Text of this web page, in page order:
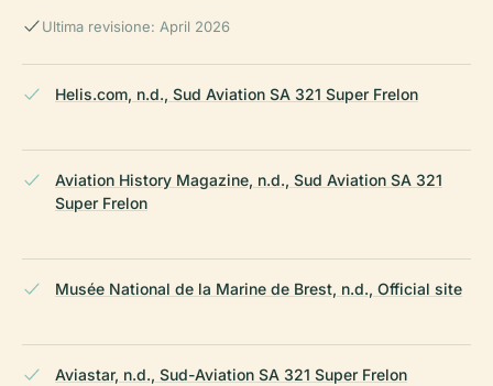
Ultima revisione: April 2026
Helis.com, n.d., Sud Aviation SA 321 Super Frelon
Aviation History Magazine, n.d., Sud Aviation SA 321
Super Frelon
Musée National de la Marine de Brest, n.d., Official site
Aviastar, n.d., Sud-Aviation SA 321 Super Frelon